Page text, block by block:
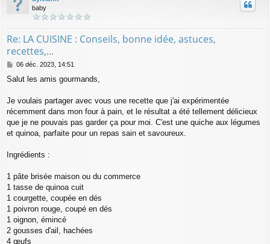
baby
Re: LA CUISINE : Conseils, bonne idée, astuces,
recettes,...
M
s
a
g
06 déc. 2023, 14:51
Salut les amis gourmands,
Je voulais partager avec vous une recette que j'ai expérimentée
récemment dans mon four à pain, et le résultat a été tellement délicieux
que je ne pouvais pas garder ça pour moi. C'est une quiche aux légumes
et quinoa, parfaite pour un repas sain et savoureux.
Ingrédients :
1 pâte brisée maison ou du commerce
1 tasse de quinoa cuit
1 courgette, coupée en dés
1 poivron rouge, coupé en dés
1 oignon, émincé
2 gousses d'ail, hachées
4 œufs